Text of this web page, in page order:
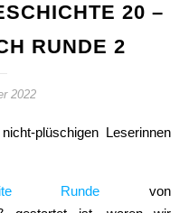
20 –
RUNDE 2
2022
Runde von